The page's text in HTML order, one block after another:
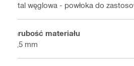
Stal węglowa - powłoka do
Grubość materiału
2,5 mm